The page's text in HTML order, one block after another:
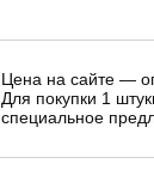
Цена на сайте —
Для покупки 1
специальное